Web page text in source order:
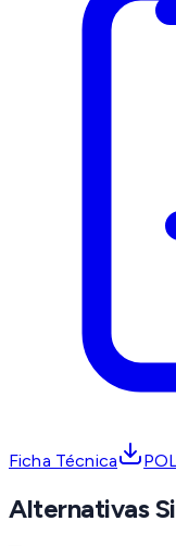
Ficha Técnica
Alternativas